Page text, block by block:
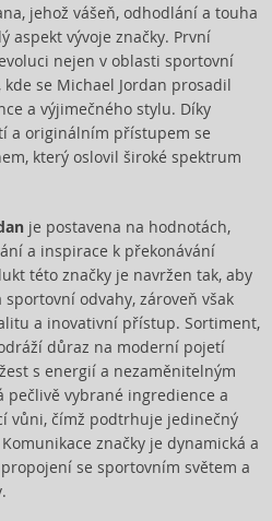
jehož vášeň, odhodlání a touha
aspekt vývoje značky. První
nejen v oblasti sportovní
se Michael Jordan prosadil
a výjimečného stylu. Díky
a originálním přístupem se
který oslovil široké spektrum
je postavena na hodnotách,
a inspirace k překonávání
této značky je navržen tak, aby
odvahy, zároveň však
a inovativní přístup. Sortiment,
důraz na moderní pojetí
s energií a nezaměnitelným
pečlivě vybrané ingredience a
vůni, čímž podtrhuje jedinečný
značky je dynamická a
se sportovním světem a